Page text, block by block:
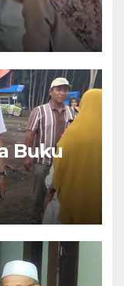
Buku